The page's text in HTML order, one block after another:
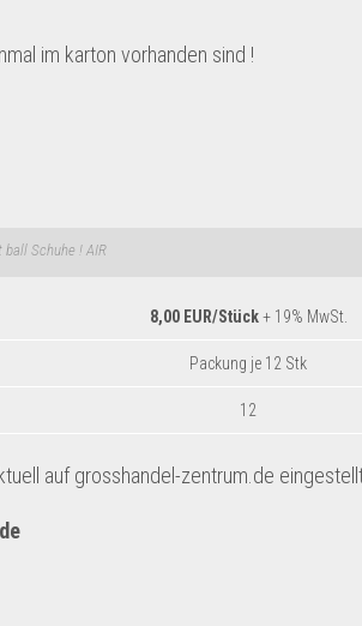
im karton vorhanden sind !
ball Schuhe ! AIR
8,00 EUR/Stück+ 19% MwSt.
Packung je 12 Stk
12
auf grosshandel-zentrum.de